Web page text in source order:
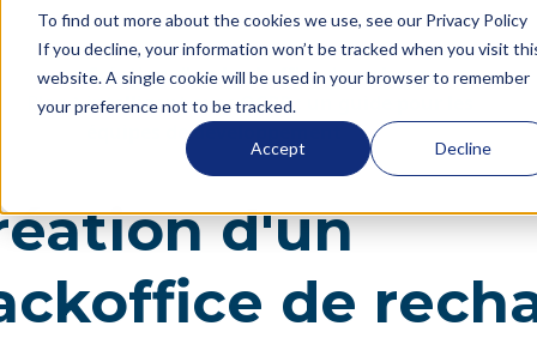
To find out more about the cookies we use, see our Privacy Policy
If you decline, your information won’t be tracked when you visit
website. A single cookie will be used in your browser to remember
your preference not to be tracked.
Accept Decline
Blog
Création d'un backoffice de recharge
intelligent avec OCPP : un guide pour les
équipes de développement
d'un
de